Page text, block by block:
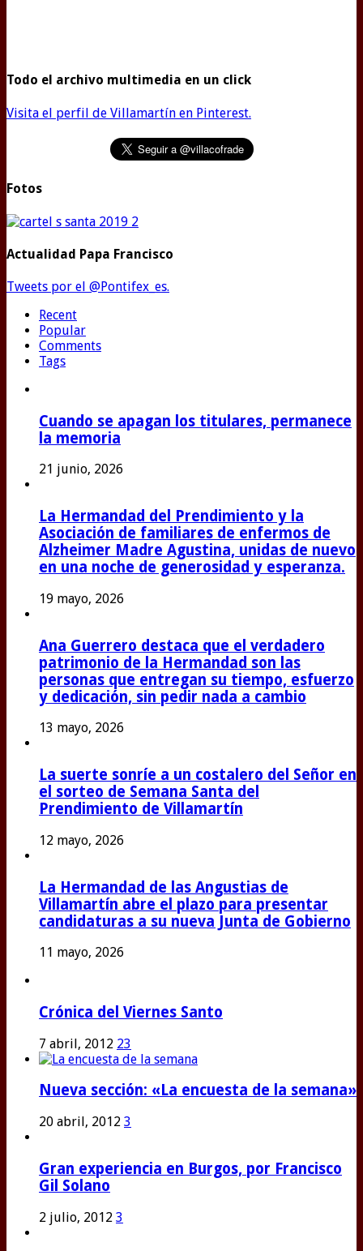
Todo el archivo multimedia en un click
Visita el perfil de Villamartín en Pinterest.
Fotos
Actualidad Papa Francisco
Tweets por el @Pontifex_es.
Recent
Popular
Comments
Tags
Cuando se apagan los titulares, permanece
la memoria
21 junio, 2026
La Hermandad del Prendimiento y la
Asociación de familiares de enfermos de
Alzheimer Madre Agustina, unidas de nuevo
en una noche de generosidad y esperanza.
19 mayo, 2026
Ana Guerrero destaca que el verdadero
patrimonio de la Hermandad son las
personas que entregan su tiempo, esfuerzo
y dedicación, sin pedir nada a cambio
13 mayo, 2026
La suerte sonríe a un costalero del Señor en
el sorteo de Semana Santa del
Prendimiento de Villamartín
12 mayo, 2026
La Hermandad de las Angustias de
Villamartín abre el plazo para presentar
candidaturas a su nueva Junta de Gobierno
11 mayo, 2026
Crónica del Viernes Santo
7 abril, 2012 23
Nueva sección: «La encuesta de la semana»
20 abril, 2012 3
Gran experiencia en Burgos, por Francisco
Gil Solano
2 julio, 2012 3